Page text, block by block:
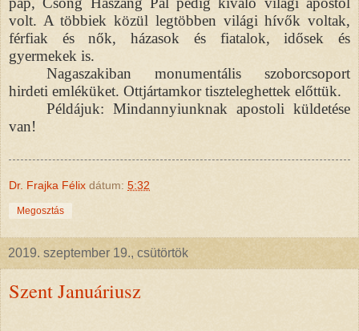
volt. A többiek közül legtöbben világi hívők voltak,
férfiak és nők, házasok és fiatalok, idősek és
gyermekek is.
Nagaszakiban monumentális szoborcsoport
hirdeti emléküket. Ottjártamkor tiszteleghettek előttük.
Példájuk: Mindannyiunknak apostoli küldetése
van!
Dr. Frajka Félix dátum: 5:32
Megosztás
2019. szeptember 19., csütörtök
Szent Januáriusz